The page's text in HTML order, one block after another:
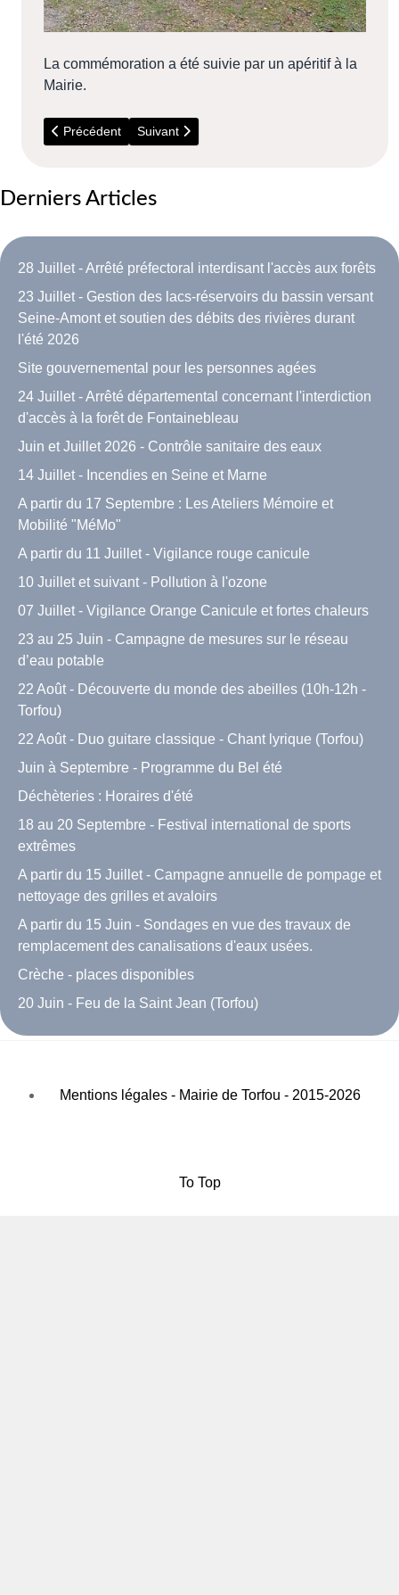
La commémoration a été suivie par un apéritif à la
Mairie.
Article précédent : 2020 - Voeux 2020
Précédent Article suivant : 2019 - 23 Novembre -
Suivant
Derniers Articles
28 Juillet - Arrêté préfectoral interdisant l'accès aux forêts
23 Juillet - Gestion des lacs-réservoirs du bassin versant
Seine-Amont et soutien des débits des rivières durant
l'été 2026
Site gouvernemental pour les personnes agées
24 Juillet - Arrêté départemental concernant l'interdiction
d'accès à la forêt de Fontainebleau
Juin et Juillet 2026 - Contrôle sanitaire des eaux
14 Juillet - Incendies en Seine et Marne
A partir du 17 Septembre : Les Ateliers Mémoire et
Mobilité "MéMo"
A partir du 11 Juillet - Vigilance rouge canicule
10 Juillet et suivant - Pollution à l'ozone
07 Juillet - Vigilance Orange Canicule et fortes chaleurs
23 au 25 Juin - Campagne de mesures sur le réseau
d’eau potable
22 Août - Découverte du monde des abeilles (10h-12h -
Torfou)
22 Août - Duo guitare classique - Chant lyrique (Torfou)
Juin à Septembre - Programme du Bel été
Déchèteries : Horaires d'été
18 au 20 Septembre - Festival international de sports
extrêmes
A partir du 15 Juillet - Campagne annuelle de pompage et
nettoyage des grilles et avaloirs
A partir du 15 Juin - Sondages en vue des travaux de
remplacement des canalisations d'eaux usées.
Crèche - places disponibles
20 Juin - Feu de la Saint Jean (Torfou)
Mentions légales - Mairie de Torfou - 2015-2026
To Top